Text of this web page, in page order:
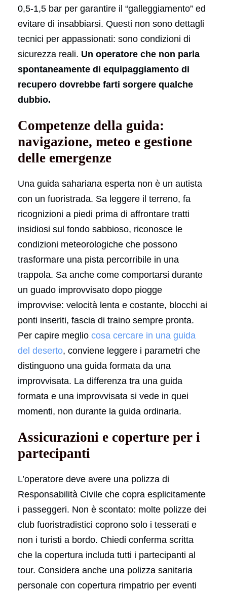
0,5-1,5 bar per garantire il “galleggiamento” ed
evitare di insabbiarsi. Questi non sono dettagli
tecnici per appassionati: sono condizioni di
sicurezza reali. Un operatore che non parla
spontaneamente di equipaggiamento di
recupero dovrebbe farti sorgere qualche
dubbio.
Competenze della guida:
navigazione, meteo e gestione
delle emergenze
Una guida sahariana esperta non è un autista
con un fuoristrada. Sa leggere il terreno, fa
ricognizioni a piedi prima di affrontare tratti
insidiosi sul fondo sabbioso, riconosce le
condizioni meteorologiche che possono
trasformare una pista percorribile in una
trappola. Sa anche come comportarsi durante
un guado improvvisato dopo piogge
improvvise: velocità lenta e costante, blocchi ai
ponti inseriti, fascia di traino sempre pronta.
Per capire meglio cosa cercare in una guida
del deserto, conviene leggere i parametri che
distinguono una guida formata da una
improvvisata. La differenza tra una guida
formata e una improvvisata si vede in quei
momenti, non durante la guida ordinaria.
Assicurazioni e coperture per i
partecipanti
L’operatore deve avere una polizza di
Responsabilità Civile che copra esplicitamente
i passeggeri. Non è scontato: molte polizze dei
club fuoristradistici coprono solo i tesserati e
non i turisti a bordo. Chiedi conferma scritta
che la copertura includa tutti i partecipanti al
tour. Considera anche una polizza sanitaria
personale con copertura rimpatrio per eventi